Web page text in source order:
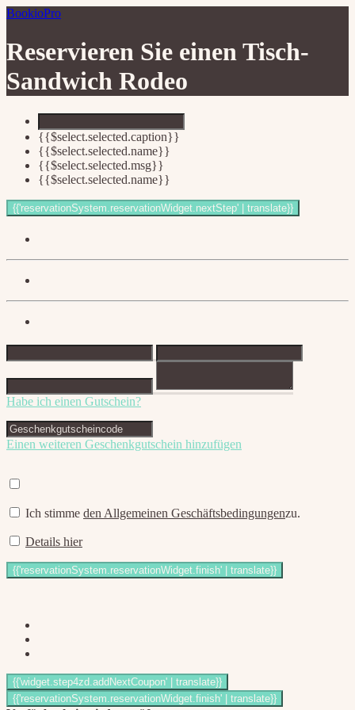
BookioPro
Reservieren Sie einen Tisch-
Sandwich Rodeo
{{$select.selected.caption}}
{{$select.selected.name}}
{{$select.selected.msg}}
{{$select.selected.name}}
Habe ich einen Gutschein?
Einen weiteren Geschenkgutschein hinzufügen
Ich stimme den Allgemeinen Geschäftsbedingungenzu.
Details hier